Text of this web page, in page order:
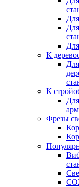
К
Для
К
Фрезы